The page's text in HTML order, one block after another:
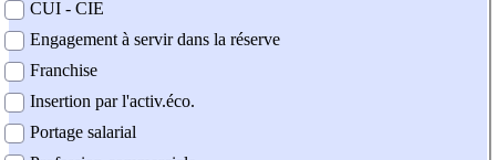
CUI - CIE
Engagement à servir dans la réserve
Franchise
Insertion par l'activ.éco.
Portage salarial